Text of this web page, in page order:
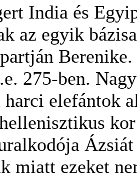
India és
az egyik
275-ben.
elefántok
miatt ezeket